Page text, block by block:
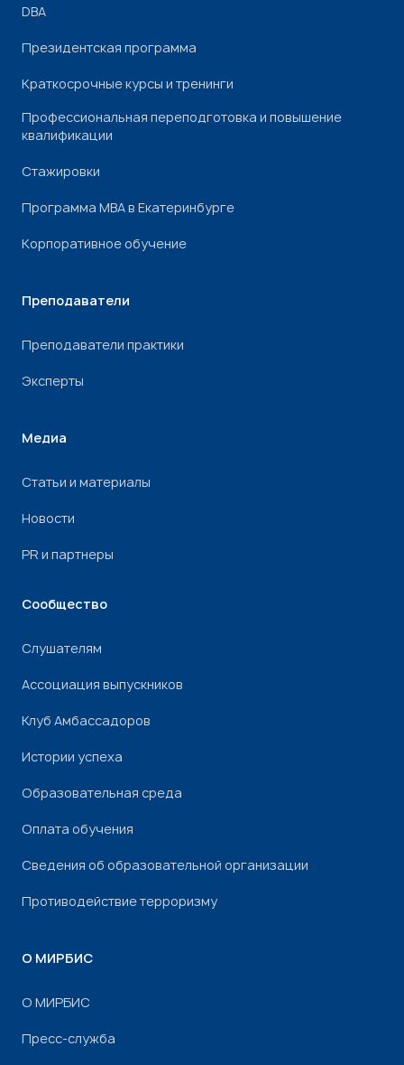
DBA
Президентская программа
Краткосрочные курсы и тренинги
Профессиональная переподготовка и повышение
квалификации
Стажировки
Программа МВА в Екатеринбурге
Корпоративное обучение
Преподаватели
Преподаватели практики
Эксперты
Медиа
Статьи и материалы
Новости
PR и партнеры
Сообщество
Слушателям
Ассоциация выпускников
Клуб Амбассадоров
Истории успеха
Образовательная среда
Оплата обучения
Сведения об образовательной организации
Противодействие терроризму
О МИРБИС
О МИРБИС
Пресс-служба